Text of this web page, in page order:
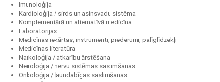
Imunoloģija
Kardioloģija / sirds un asinsvadu sistēma
Komplementārā un alternatīvā medicīna
Laboratorijas
Medicīnas iekārtas, instrumenti, piederumi, palīglīdzekļi
Medicīnas literatūra
Narkoloģija / atkarību ārstēšana
Neiroloģija / nervu sistēmas saslimšanas
Onkoloģija / ļaundabīgas saslimšanas